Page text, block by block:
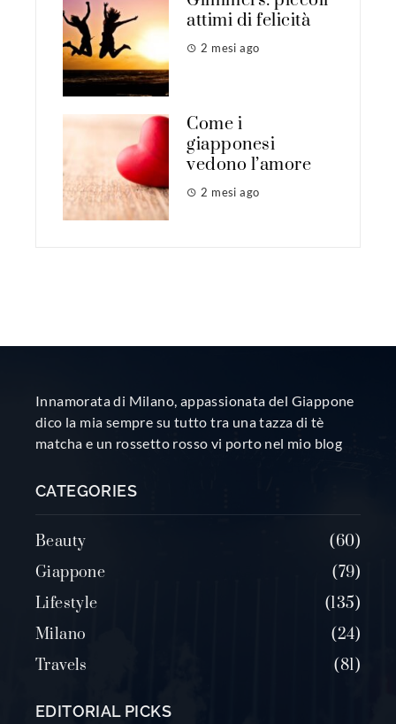
attimi di felicità
2 mesi ago
Come i
giapponesi
vedono l’amore
2 mesi ago
Innamorata di Milano, appassionata del Giappone
dico la mia sempre su tutto tra una tazza di tè
matcha e un rossetto rosso vi porto nel mio blog
CATEGORIES
Beauty
60
Giappone
79
Lifestyle
135
Milano
24
Travels
81
EDITORIAL PICKS